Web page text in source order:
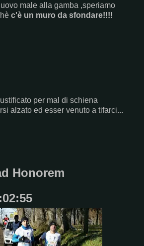
male alla gamba ,speriamo
c'è un muro da sfondare!!!!
per mal di schiena
alzato ed esser venuto a tifarci...
Honorem